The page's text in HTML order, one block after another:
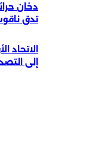
دخان
تدق
الاتحاد
إلى